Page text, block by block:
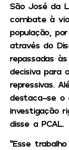
São José da
combate à
população,
através do
repassadas
decisiva para
repressivas.
destaca-se o
investigação
disse a PCAL.
“Esse